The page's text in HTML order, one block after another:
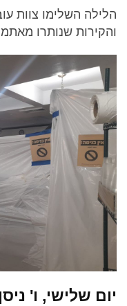
הלילה השלימו צוות
והקירות שנותרו
יום שלישי, ו' ניסן